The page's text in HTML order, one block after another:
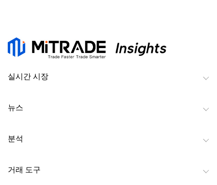
실시간 시장
뉴스
분석
거래 도구